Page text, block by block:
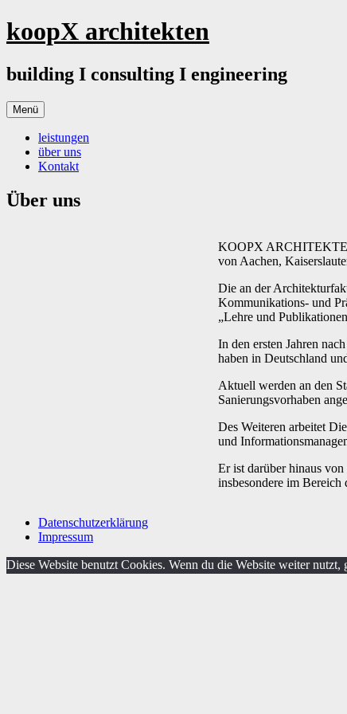
Springe
zum
koopX architekten
building I consulting I engineering
Menü
leistungen
über uns
Kontakt
Über uns
KOOPX
von Aachen,
Die an der
Kommunikations- und
„Lehre und
In den ersten Jahren
haben in Deutschland
Aktuell werden an den
Sanierungsvorhaben
Des Weiteren arbeitet
und
Er ist darüber hinaus
insbesondere im
Datenschutzerklärung
Impressum
Diese Website benutzt Cookies. Wenn du die Website weiter